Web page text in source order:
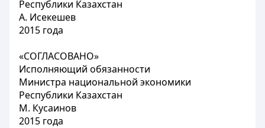
Республики Казахстан
А. Исекешев
2015 года
«СОГЛАСОВАНО»
Исполняющий обязанности
Министра национальной экономики
Республики Казахстан
М. Кусаинов
2015 года